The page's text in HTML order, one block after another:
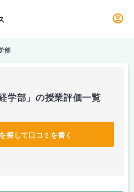
部
学部」の授業評価一覧
探して口コミを書く